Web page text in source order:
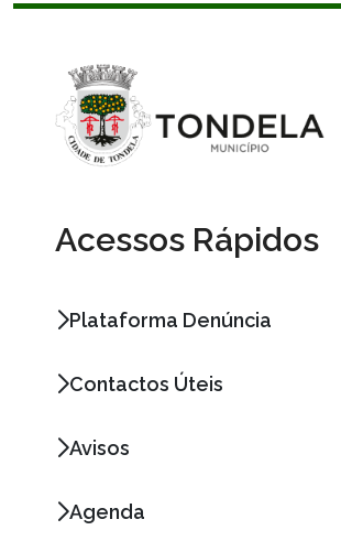
Acessos Rápidos
Plataforma Denúncia
Contactos Úteis
Avisos
Agenda